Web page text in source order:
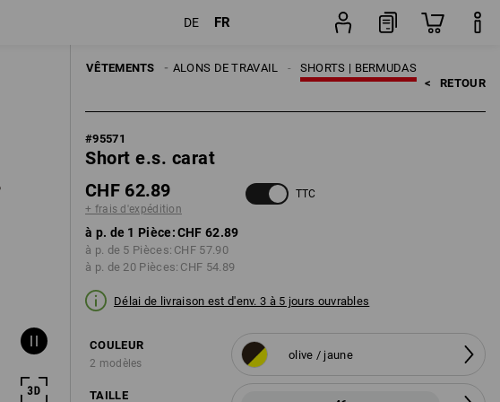
DE FR
VÊTEMENTS SHORTS | BERMUDAS
PANTALONS DE TRAVAIL
HOMMES
< RETOUR
#95571
Short e.s. carat
CHF 62.89
+ frais d'expédition
TTC
à p. de 1 Pièce:CHF 62.89
à p. de 5 Pièces: CHF 57.90
à p. de 20 Pièces: CHF 54.89
Délai de livraison est d'env. 3 à 5 jours ouvrables
COULEUR
2 modèles
olive / jaune
TAILLE